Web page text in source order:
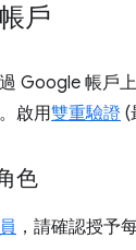
戶
Google 帳戶
啟用雙重驗證 (
色
，請確認授予